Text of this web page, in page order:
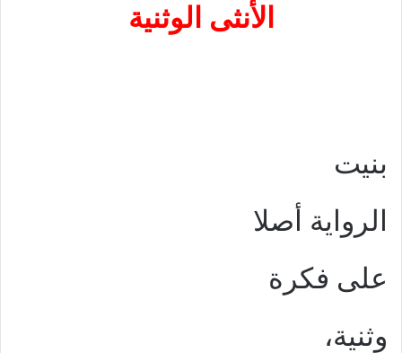
الأنثى الوثنية
بنيت
الرواية أصلا
على فكرة
وثنية،